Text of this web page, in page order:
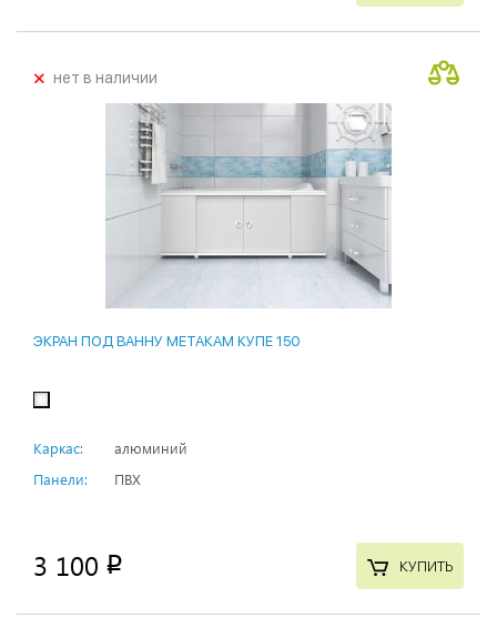
+нет в наличии
ЭКРАН ПОД ВАННУ МЕТАКАМ КУПЕ 150
Каркас:
алюминий
Панели:
ПВХ
3 100 p КУПИТЬ